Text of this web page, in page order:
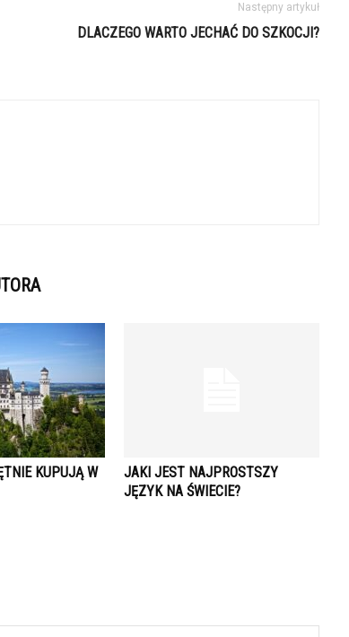
Następny artykuł
DLACZEGO WARTO JECHAĆ DO SZKOCJI?
KUPUJĄ W
JAKI JEST NAJPROSTSZY
JĘZYK NA ŚWIECIE?